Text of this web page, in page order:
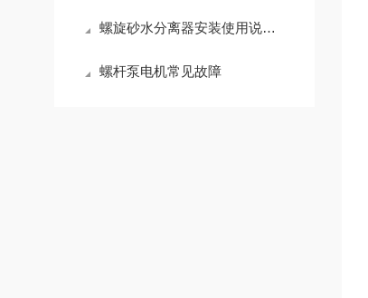
螺旋砂水分离器安装使用说明书
螺杆泵电机常见故障